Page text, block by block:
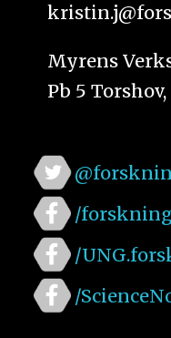
Myrens
Pb 5
/
/
/